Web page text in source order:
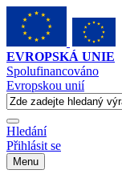
EVROPSKÁ UNIE
Spolufinancováno
Evropskou unií
Hledání
Přihlásit se
Menu